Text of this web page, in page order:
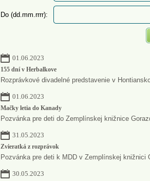
Do (dd.mm.rrrr):
01.06.2023
155 dní v Herbalkove
Rozprávkové divadelné predstavenie v
01.06.2023
Mačky letia do Kanady
Pozvánka pre deti do Zemplínskej knižnice
31.05.2023
Zvieratká z rozprávok
Pozvánka pre deti k MDD v Zemplínskej knižnici
30.05.2023